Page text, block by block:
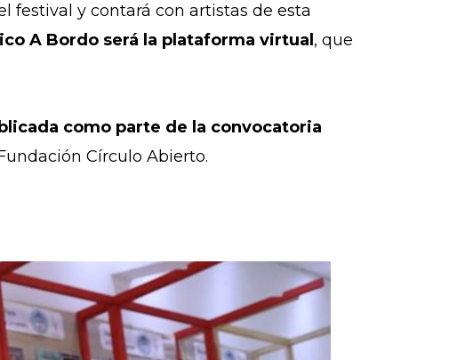
festival y contará con artistas de esta
A Bordo será la plataforma virtual , que
como parte de la convocatoria
Círculo Abierto.